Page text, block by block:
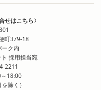
せはこちら〉
町379-18
ーク内
採用担当宛
2211
18:00
除く）